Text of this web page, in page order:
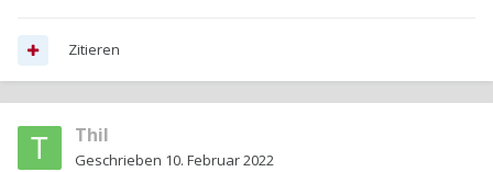
Zitieren
Thil
Geschrieben 10. Februar 2022